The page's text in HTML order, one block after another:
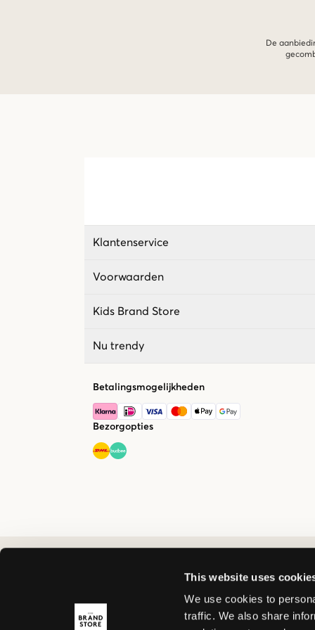
This website uses
We use cookies to
traffic. We also share
De
Klantenservice
Voorwaarden
Kids Brand Store
Nu trendy
Betalingsmogelijkheden
Bezorgopties